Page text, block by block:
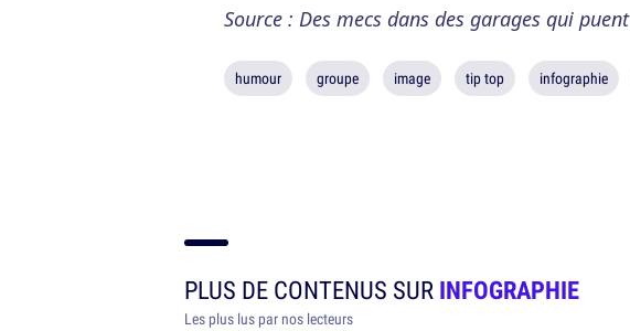
Source : Des mecs dans des garages qui puent
humour groupe image tip top infographie
PLUS DE CONTENUS SURINFOGRAPHIE
Les plus lus par nos lecteurs